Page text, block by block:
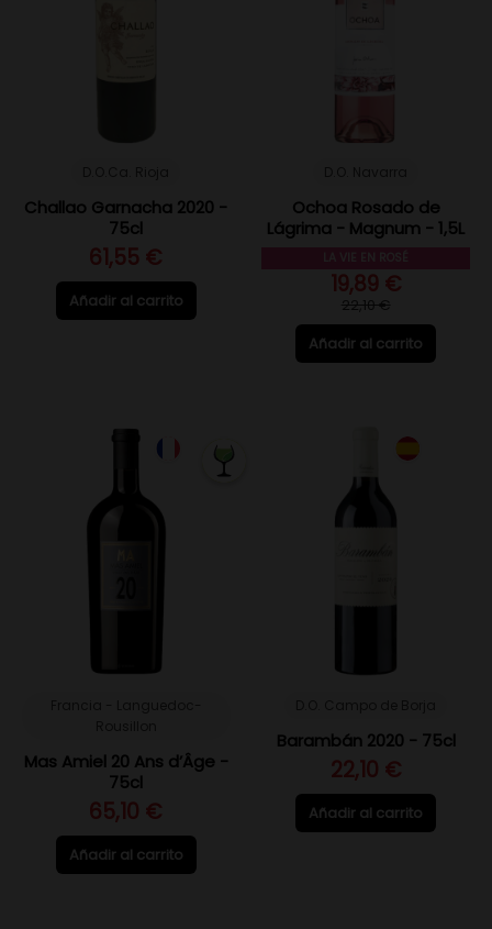
Challao Garnacha 2020 -
75cl
61,55 €
Añadir al carrito
Ochoa Rosado de
Lágrima - Magnum - 1,5L
19,89 €
22,10 €
Añadir al carrito
Mas Amiel 20 Ans d’Âge -
75cl
65,10 €
Añadir al carrito
Barambán 2020 - 75cl
22,10 €
Añadir al carrito